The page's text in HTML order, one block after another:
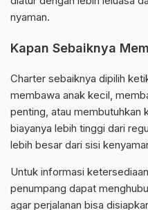
nyaman.
Kapan Sebaiknya
Charter sebaiknya dipilih
membawa anak kecil,
penting, atau membutuhkan
biayanya lebih tinggi dari
lebih besar dari sisi
Untuk informasi
penumpang dapat
agar perjalanan bisa